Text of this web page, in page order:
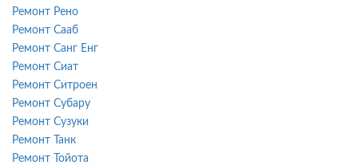
Ремонт Рено
Ремонт Сааб
Ремонт Санг Енг
Ремонт Сиат
Ремонт Ситроен
Ремонт Субару
Ремонт Сузуки
Ремонт Танк
Ремонт Тойота